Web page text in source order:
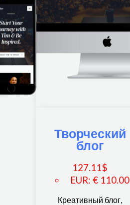
Творческий
блог
127.11$
EUR:€ 110.00
Креативный блог,